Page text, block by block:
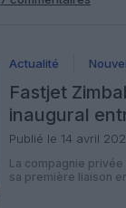
arabes unis, lorsqu’il
Actualité
Fastjet
inaugural
Zambie
Publié le 14 avril
La compagnie
sa première liaison